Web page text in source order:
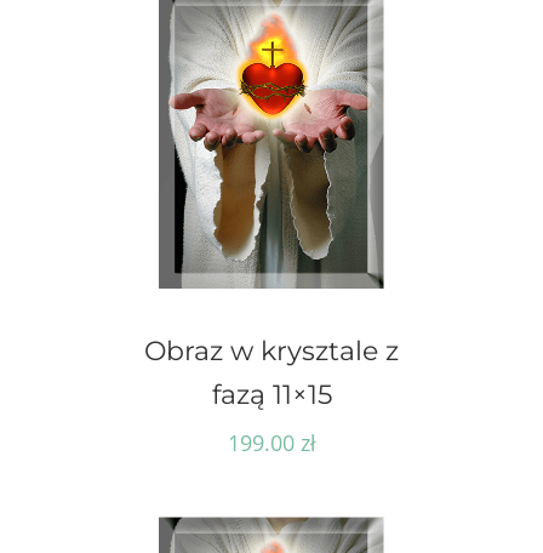
Obraz w krysztale z
fazą 11×15
199.00 zł